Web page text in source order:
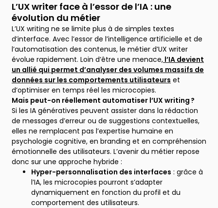
L’UX writer face à l’essor de l’IA : une
évolution du métier
L’UX writing ne se limite plus à de simples textes
d’interface. Avec l’essor de l’intelligence artificielle et de
l’automatisation des contenus, le métier d’UX writer
évolue rapidement. Loin d’être une menace, l’IA devient
un allié qui permet d’analyser des volumes massifs de
données sur les comportements utilisateurs et
d’optimiser en temps réel les microcopies.
Mais peut-on réellement automatiser l’UX writing ?
Si les IA génératives peuvent assister dans la rédaction
de messages d’erreur ou de suggestions contextuelles,
elles ne remplacent pas l’expertise humaine en
psychologie cognitive, en branding et en compréhension
émotionnelle des utilisateurs. L’avenir du métier repose
donc sur une approche hybride :
Hyper-personnalisation des interfaces : grâce à
l’IA, les microcopies pourront s’adapter
dynamiquement en fonction du profil et du
comportement des utilisateurs.